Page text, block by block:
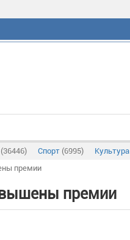
(36446) Спорт (6995) Культура
премии
премии